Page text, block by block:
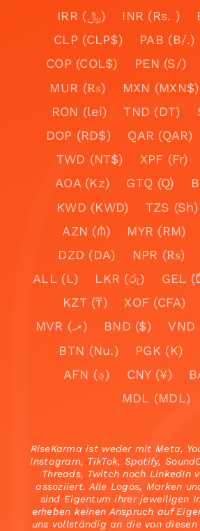
IRR (﷼)
INR (Rs. )
CLP (CLP$)
PAB (B/.)
COP (COL$)
PEN (S/)
MUR (₨)
MXN (MXN$)
RON (lei)
TND (DT)
DOP (RD$)
QAR (QAR)
TWD (NT$)
XPF (Fr)
AOA (Kz)
GTQ (Q)
KWD (KWD)
TZS (Sh)
AZN (₼)
MYR (RM)
DZD (DA)
NPR (₨)
ALL (L)
LKR (රු) GEL
KZT (₸)
XOF (CFA)
MVR (.ރ)
BND ($) VND
BTN (Nu.)
PGK (K)
AFN (؋)
CNY (¥)
MDL (MDL)
RiseKarma ist weder mit Meta,
Instagram, TikTok, Spotify,
Threads, Twitch noch LinkedIn
assoziiert. Alle Logos, Marken
sind Eigentum ihrer jeweiligen
erheben keinen Anspruch auf
uns vollständig an die von